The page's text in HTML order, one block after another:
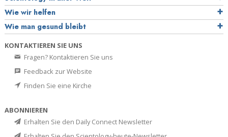
Wie wir helfen
Wie man gesund bleibt
KONTAKTIEREN SIE UNS
Fragen? Kontaktieren Sie uns
Feedback zur Website
Finden Sie eine Kirche
ABONNIEREN
Erhalten Sie den Daily Connect Newsletter